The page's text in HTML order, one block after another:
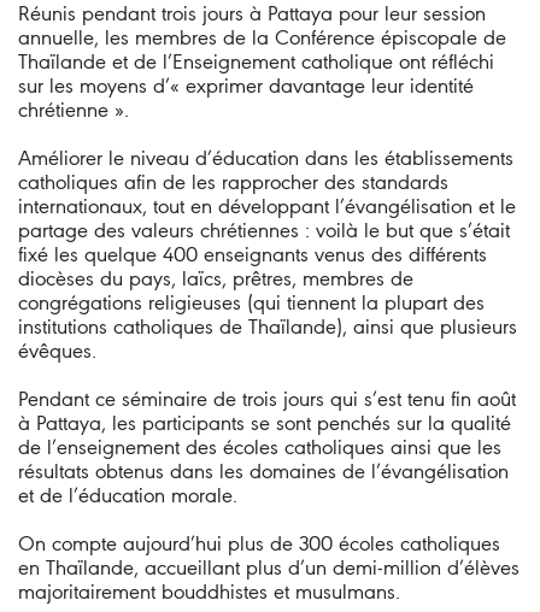
Réunis pendant trois jours à Pattaya pour leur session
annuelle, les membres de la Conférence épiscopale de
Thaïlande et de l’Enseignement catholique ont réfléchi
sur les moyens d’« exprimer davantage leur identité
chrétienne ».
Améliorer le niveau d’éducation dans les établissements
catholiques afin de les rapprocher des standards
internationaux, tout en développant l’évangélisation et le
partage des valeurs chrétiennes : voilà le but que s’était
fixé les quelque 400 enseignants venus des différents
diocèses du pays, laïcs, prêtres, membres de
congrégations religieuses (qui tiennent la plupart des
institutions catholiques de Thaïlande), ainsi que plusieurs
évêques.
Pendant ce séminaire de trois jours qui s’est tenu fin août
à Pattaya, les participants se sont penchés sur la qualité
de l’enseignement des écoles catholiques ainsi que les
résultats obtenus dans les domaines de l’évangélisation
et de l’éducation morale.
On compte aujourd’hui plus de 300 écoles catholiques
en Thaïlande, accueillant plus d’un demi-million d’élèves
majoritairement bouddhistes et musulmans.